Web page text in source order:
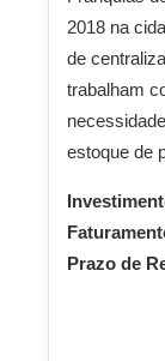
2018 na
de
trabalham
estoque de
Prazo de